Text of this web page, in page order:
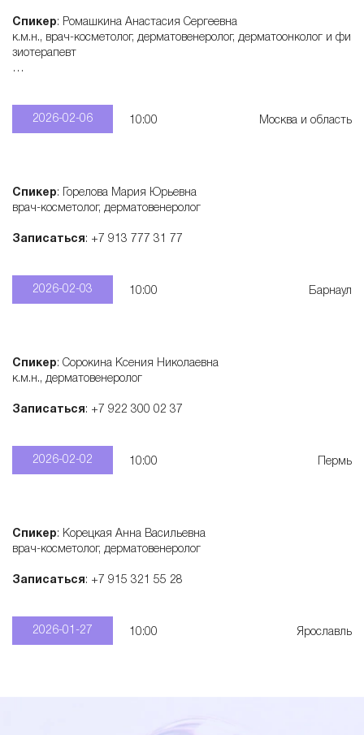
Спикер: Ромашкина Анастасия Сергеевна
к.м.н., врач-косметолог, дерматовенеролог, дерматоонколог и фи
зиотерапевт
2026-02-06 10:00 Москва и область
Спикер: Горелова Мария Юрьевна
врач-косметолог, дерматовенеролог
Записаться: +7 913 777 31 77
2026-02-03 10:00 Барнаул
Спикер: Сорокина Ксения Николаевна
к.м.н., дерматовенеролог
Записаться: +7 922 300 02 37
2026-02-02 10:00 Пермь
Спикер: Корецкая Анна Васильевна
врач-косметолог, дерматовенеролог
Записаться: +7 915 321 55 28
2026-01-27 10:00 Ярославль